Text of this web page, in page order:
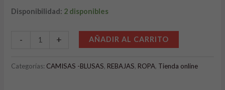
Disponibilidad: 2 disponibles
- + AÑADIR AL CARRITO
Categorías: CAMISAS -BLUSAS, REBAJAS, ROPA, Tienda online